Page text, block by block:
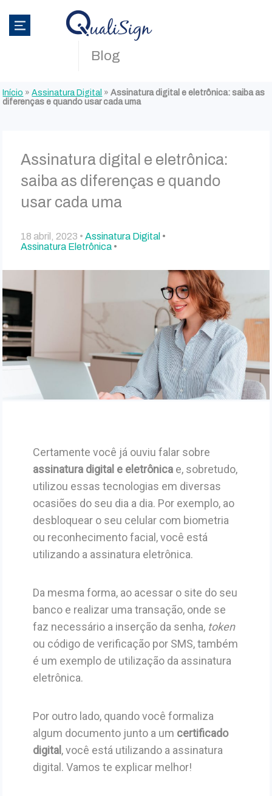
Blog
Início »Assinatura Digital »Assinatura digital e eletrônica: saiba as
diferenças e quando usar cada uma
Assinatura digital e eletrônica:
saiba as diferenças e quando
usar cada uma
18 abril, 2023 • Assinatura Digital •
Assinatura Eletrônica •
Certamente você já ouviu falar sobre
assinatura digital e eletrônicae, sobretudo,
utilizou essas tecnologias em diversas
ocasiões do seu dia a dia. Por exemplo, ao
desbloquear o seu celular com biometria
ou reconhecimento facial, você está
utilizando a assinatura eletrônica.
Da mesma forma, ao acessar o site do seu
banco e realizar uma transação, onde se
faz necessário a inserção da senha, token
ou código de verificação por SMS, também
é um exemplo de utilização da assinatura
eletrônica.
Por outro lado, quando você formaliza
algum documento junto a um certificado
digital, você está utilizando a assinatura
digital. Vamos te explicar melhor!